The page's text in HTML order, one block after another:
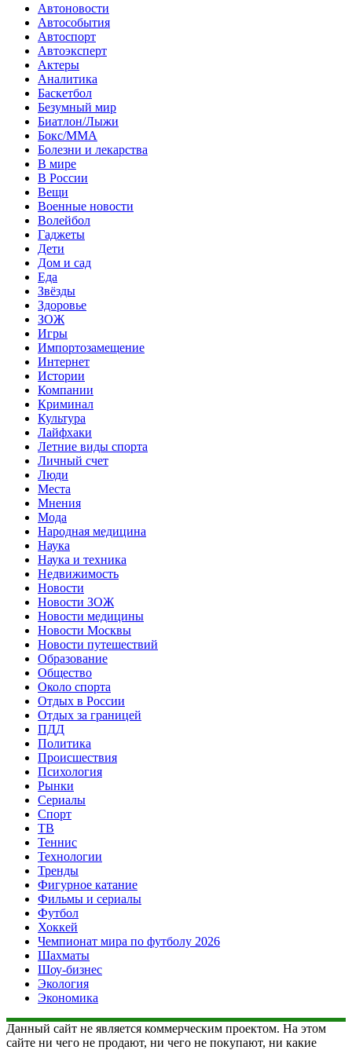
Автоновости
Автособытия
Автоспорт
Автоэксперт
Актеры
Аналитика
Баскетбол
Безумный мир
Биатлон/Лыжи
Бокс/MMA
Болезни и лекарства
В мире
В России
Вещи
Военные новости
Волейбол
Гаджеты
Дети
Дом и сад
Еда
Звёзды
Здоровье
ЗОЖ
Игры
Импортозамещение
Интернет
Истории
Компании
Криминал
Культура
Лайфхаки
Летние виды спорта
Личный счет
Люди
Места
Мнения
Мода
Народная медицина
Наука
Наука и техника
Недвижимость
Новости
Новости ЗОЖ
Новости медицины
Новости Москвы
Новости путешествий
Образование
Общество
Около спорта
Отдых в России
Отдых за границей
ПДД
Политика
Происшествия
Психология
Рынки
Сериалы
Спорт
ТВ
Теннис
Технологии
Тренды
Фигурное катание
Фильмы и сериалы
Футбол
Хоккей
Чемпионат мира по футболу 2026
Шахматы
Шоу-бизнес
Экология
Экономика
Данный сайт не является коммерческим проектом. На этом
сайте ни чего не продают, ни чего не покупают, ни какие